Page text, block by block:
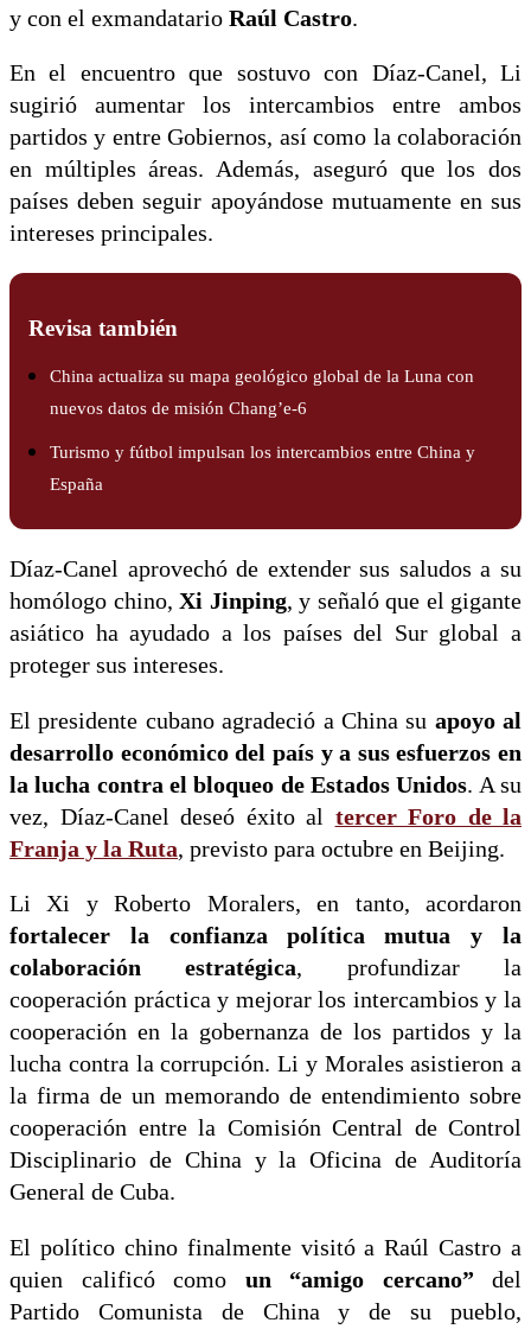
y con el exmandatario Raúl Castro.
En el encuentro que sostuvo con Díaz-Canel, Li
sugirió aumentar los intercambios entre ambos
partidos y entre Gobiernos, así como la colaboración
en múltiples áreas. Además, aseguró que los dos
países deben seguir apoyándose mutuamente en sus
intereses principales.
Revisa también
China actualiza su mapa geológico global de la Luna con
nuevos datos de misión Chang’e-6
Turismo y fútbol impulsan los intercambios entre China y
España
Díaz-Canel aprovechó de extender sus saludos a su
homólogo chino, Xi Jinping, y señaló que el gigante
asiático ha ayudado a los países del Sur global a
proteger sus intereses.
El presidente cubano agradeció a China su apoyo al
desarrollo económico del país y a sus esfuerzos en
la lucha contra el bloqueo de Estados Unidos. A su
vez, Díaz-Canel deseó éxito al tercer Foro de la
Franja y la Ruta, previsto para octubre en Beijing.
Li Xi y Roberto Moralers, en tanto, acordaron
fortalecer la confianza política mutua y la
colaboración estratégica, profundizar la
cooperación práctica y mejorar los intercambios y la
cooperación en la gobernanza de los partidos y la
lucha contra la corrupción. Li y Morales asistieron a
la firma de un memorando de entendimiento sobre
cooperación entre la Comisión Central de Control
Disciplinario de China y la Oficina de Auditoría
General de Cuba.
El político chino finalmente visitó a Raúl Castro a
quien calificó como un “amigo cercano” del
Partido Comunista de China y de su pueblo,